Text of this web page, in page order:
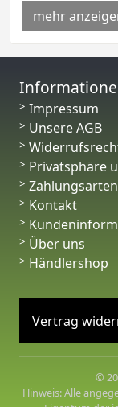
mehr
Impressum
Unsere AGB
Privatsphäre
Kontakt
Über uns
Händlershop
Vertrag
©
Hinweis: Alle